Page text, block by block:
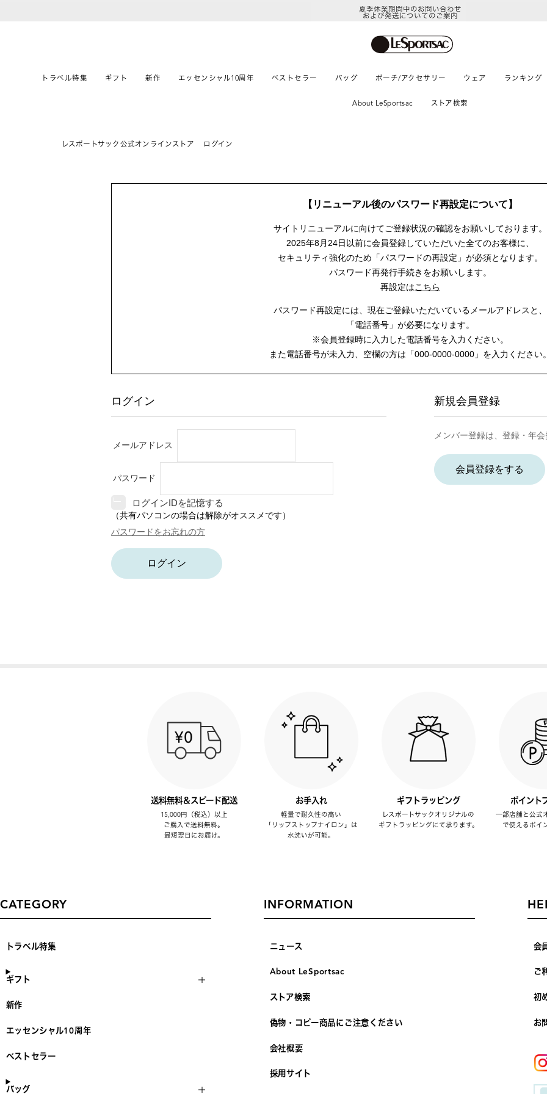
夏季休業期間中のお問い合わせ
および発送についてのご案内
トラベル特集 ギフト 新作 エッセンシャル10周年 ベストセラー バッグ ポーチ/アクセサリー ウェア ランキング
About LeSportsac ストア検索
レスポートサック公式オンラインストア ログイン
【リニューアル後のパスワード再設定について】
サイトリニューアルに向けてご登録状況の確認をお願いしております。
2025年8月24日以前に会員登録していただいた全てのお客様に、
セキュリティ強化のため「パスワードの再設定」が必須となります。
パスワード再発行手続きをお願いします。
再設定はこちら
パスワード再設定には、 現在ご登録いただいているメールアドレスと、
「電話番号」が必要になります。
※会員登録時に入力した電話番号を入力ください。
また電話番号が未入力、空欄の方は 「000-0000-0000」を入力ください。
ログイン
メールアドレス
パスワード
ログインIDを記憶する
（共有パソコンの場合は解除がオススメです）
パスワードをお忘れの方
ログイン
新規会員登録
メンバー登録は、登録・年会
会員登録をする
送料無料＆スピード配送
15,000円（税込）以上
ご購入で送料無料。
最短翌日にお届け。
お手入れ
軽量で耐久性の高い
「リップストップナイロン」は
水洗いが可能。
ギフトラッピング
レスポートサックオリジナルの
ギフトラッピングにて承ります。
ポイント
一部店舗と公式
で使えるポイ
CATEGORY
トラベル特集
ギフト
新作
エッセンシャル10周年
ベストセラー
バッグ
INFORMATION
ニュース
About LeSportsac
ストア検索
偽物・コピー商品にご注意ください
会社概要
採用サイト
会
ご
初
お